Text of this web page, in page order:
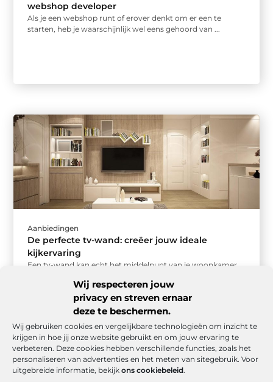
Wij respecteren jouw
privacy en streven ernaar
deze te beschermen.
Wij gebruiken cookies en vergelijkbare technologieën om inzicht te
krijgen in hoe jij onze website gebruikt en om jouw ervaring te
verbeteren. Deze cookies hebben verschillende functies, zoals het
personaliseren van advertenties en het meten van sitegebruik. Voor
uitgebreide informatie, bekijk ons cookiebeleid.
webshop developer
Als je een webshop runt of erover denkt om er een te
starten, heb je waarschijnlijk wel eens gehoord van ...
Aanbiedingen
De perfecte tv-wand: creëer jouw ideale
kijkervaring
Een tv-wand kan echt het middelpunt van je woonkamer